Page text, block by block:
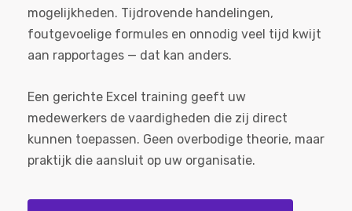
mogelijkheden. Tijdrovende handelingen,
foutgevoelige formules en onnodig veel tijd kwijt
aan rapportages — dat kan anders.
Een gerichte Excel training geeft uw
medewerkers de vaardigheden die zij direct
kunnen toepassen. Geen overbodige theorie, maar
praktijk die aansluit op uw organisatie.